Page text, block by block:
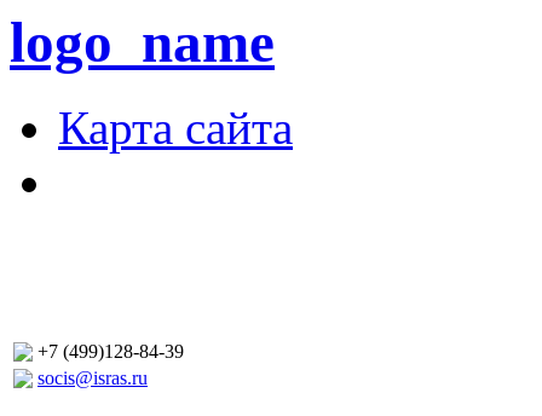
logo_name
Карта сайта
+7 (499)128-84-39
socis@isras.ru